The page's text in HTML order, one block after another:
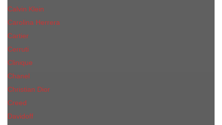
Calvin Klein
Carolina Herrera
Cartier
Cerruti
Сliniquе
Chanel
Christian Dior
Creed
Davidoff